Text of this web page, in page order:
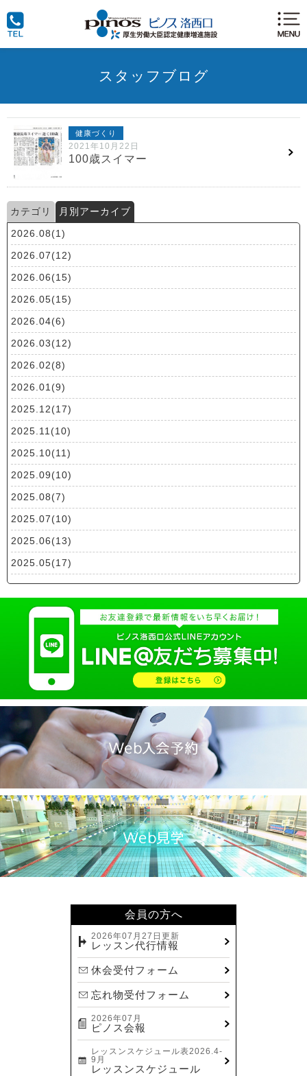
スタッフブログ
健康づくり
2021年10月22日
100歳スイマー
カテゴリ
月別アーカイブ
2026.08(1)
2026.07(12)
2026.06(15)
2026.05(15)
2026.04(6)
2026.03(12)
2026.02(8)
2026.01(9)
2025.12(17)
2025.11(10)
2025.10(11)
2025.09(10)
2025.08(7)
2025.07(10)
2025.06(13)
2025.05(17)
2025.04(19)
2025.03(10)
2025.01(14)
2024.12(14)
2024.10(18)
2024.09(15)
2024.08(21)
2024.07(20)
2024.06(29)
2024.05(22)
2024.04(20)
2024.03(16)
会員の方へ
2026年07月27日更新
レッスン代行情報
休会受付フォーム
忘れ物受付フォーム
2026年07月
ピノス会報
レッスンスケジュール表2026.4-
9月
レッスンスケジュール